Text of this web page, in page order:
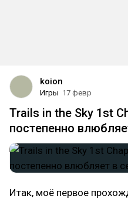
koion
Игры 17 февр
Trails in the Sky 1st
постепенно
Итак, моё первое